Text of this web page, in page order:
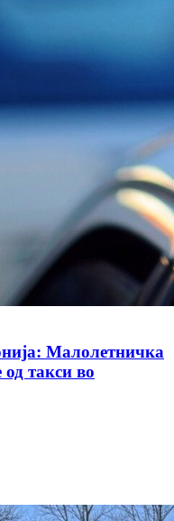
Малолетничка
такси во